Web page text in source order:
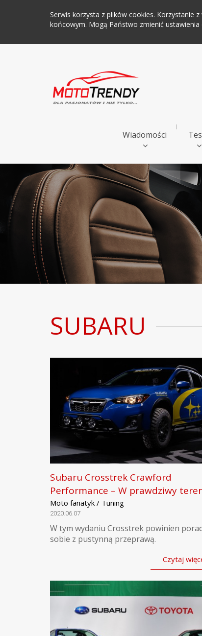
Serwis korzysta z plików cookies. Korzystanie
końcowym. Mogą Państwo zmienić
Wiadomości
SUBARU
Subaru Crosstrek Crawford
Performance – W prawdziwy
Moto fanatyk / Tuning
2020.06.07
W tym wydaniu Crosstrek powinien
sobie z pustynną przeprawą.
Czytaj